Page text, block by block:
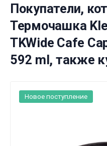
Покупатели,
Термочашка
TKWide Cafe
592 ml, также
Новое поступление